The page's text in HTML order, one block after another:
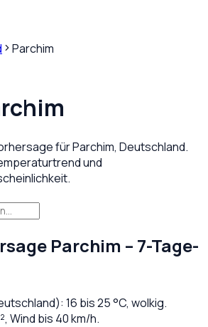
Parchim
fürParchim, Deutschland.
und
Parchim – 7-Tage-
): 16 bis25°C, wolkig.
Wind bis 40km/h.